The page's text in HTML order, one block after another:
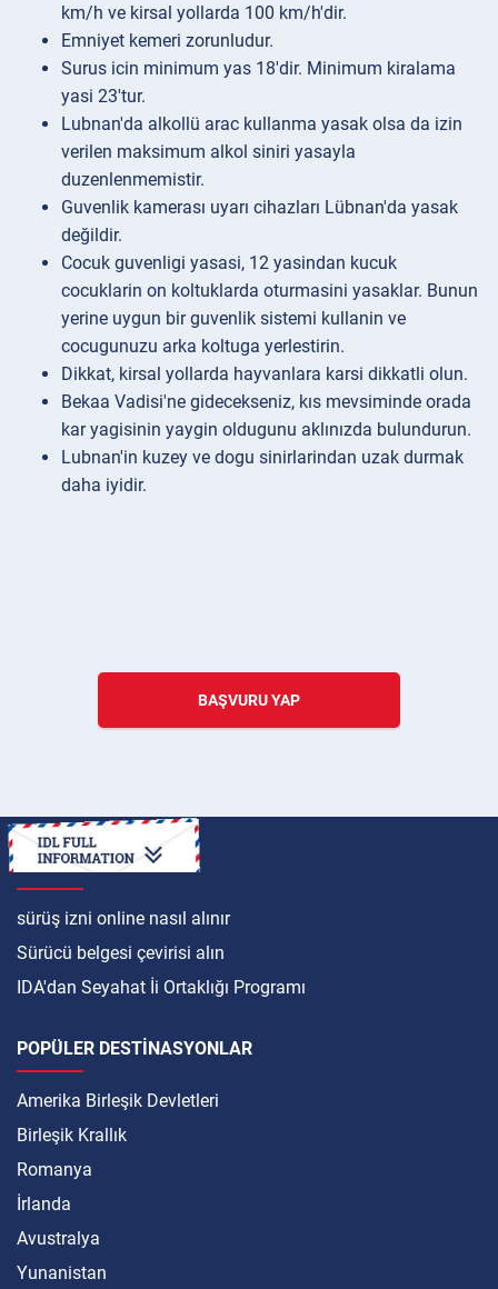
km/h ve kirsal yollarda 100 km/h'dir.
Emniyet kemeri zorunludur.
Surus icin minimum yas 18'dir. Minimum kiralama
yasi 23'tur.
Lubnan'da alkollü arac kullanma yasak olsa da izin
verilen maksimum alkol siniri yasayla
duzenlenmemistir.
Guvenlik kamerası uyarı cihazları Lübnan'da yasak
değildir.
Cocuk guvenligi yasasi, 12 yasindan kucuk
cocuklarin on koltuklarda oturmasini yasaklar. Bunun
yerine uygun bir guvenlik sistemi kullanin ve
cocugunuzu arka koltuga yerlestirin.
Dikkat, kirsal yollarda hayvanlara karsi dikkatli olun.
Bekaa Vadisi'ne gidecekseniz, kıs mevsiminde orada
kar yagisinin yaygin oldugunu aklınızda bulundurun.
Lubnan'in kuzey ve dogu sinirlarindan uzak durmak
daha iyidir.
BAŞVURU YAP
ULUSLARARASI
sürüş izni online nasıl alınır
Sürücü belgesi çevirisi alın
IDA'dan Seyahat İi Ortaklığı Programı
POPÜLER DESTINASYONLAR
Amerika Birleşik Devletleri
Birleşik Krallık
Romanya
İrlanda
Avustralya
Yunanistan